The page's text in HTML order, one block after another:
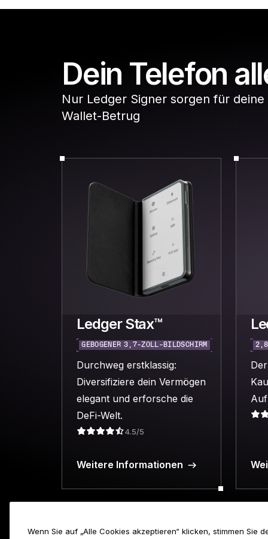
Dein Telefon
Nur Ledger Signer sorgen für
Wallet-Betrug
Ledger Stax™
GEBOGENER 3,7-ZOLL-BILDSCHIRM
Durchweg erstklassig:
Diversifiziere dein Vermögen
elegant und erforsche die
DeFi-Welt.
4.5/5
Weitere Informationen
Wenn Sie auf „Alle Cookies akzeptieren“ klicken, stimmen Sie